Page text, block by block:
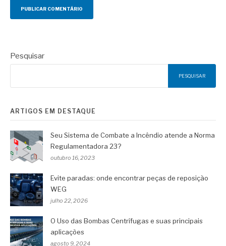
Pesquisar
PESQUISAR
ARTIGOS EM DESTAQUE
Seu Sistema de Combate a Incêndio atende a Norma
Regulamentadora 23?
outubro 16, 2023
Evite paradas: onde encontrar peças de reposição
WEG
julho 22, 2026
O Uso das Bombas Centrífugas e suas principais
aplicações
agosto 9, 2024